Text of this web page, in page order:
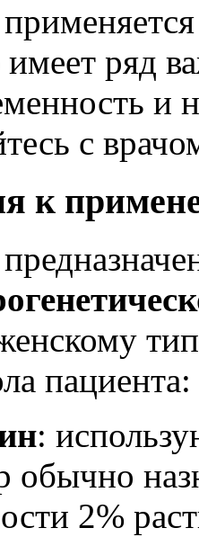
ряд
и
с
к
пациента:
:
обычно
2%